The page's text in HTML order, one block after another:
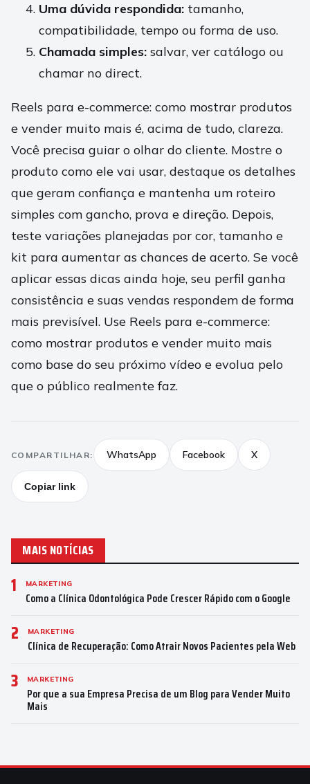
Uma dúvida respondida: tamanho,
compatibilidade, tempo ou forma de uso.
Chamada simples: salvar, ver catálogo ou
chamar no direct.
Reels para e-commerce: como mostrar produtos
e vender muito mais é, acima de tudo, clareza.
Você precisa guiar o olhar do cliente. Mostre o
produto como ele vai usar, destaque os detalhes
que geram confiança e mantenha um roteiro
simples com gancho, prova e direção. Depois,
teste variações planejadas por cor, tamanho e
kit para aumentar as chances de acerto. Se você
aplicar essas dicas ainda hoje, seu perfil ganha
consistência e suas vendas respondem de forma
mais previsível. Use Reels para e-commerce:
como mostrar produtos e vender muito mais
como base do seu próximo vídeo e evolua pelo
que o público realmente faz.
COMPARTILHAR: WhatsApp Facebook X
Copiar link
MAIS NOTÍCIAS
1 MARKETING
Como a Clínica Odontológica Pode Crescer Rápido com o Google
2 MARKETING
Clínica de Recuperação: Como Atrair Novos Pacientes pela Web
3 MARKETING
Por que a sua Empresa Precisa de um Blog para Vender Muito
Mais